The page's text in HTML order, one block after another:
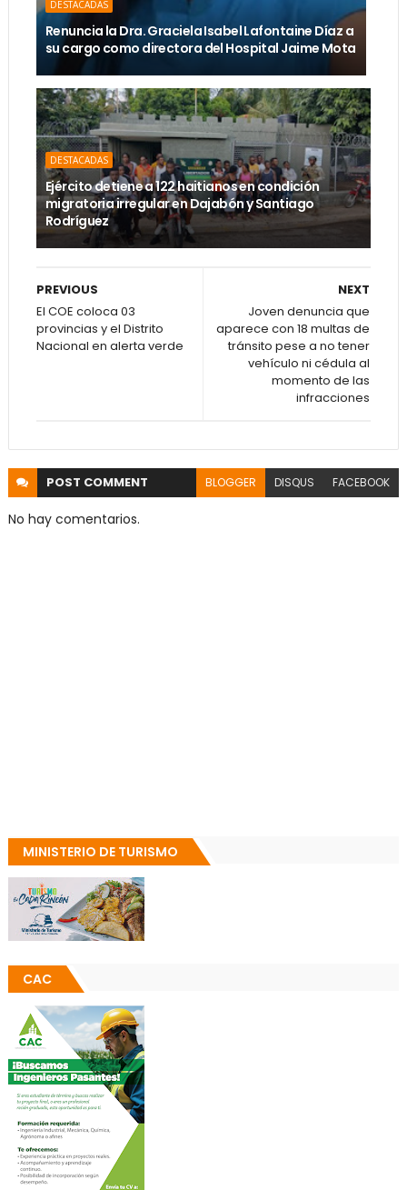
DESTACADAS
Renuncia la Dra. Graciela Isabel Lafontaine Díaz a
su cargo como directora del Hospital Jaime Mota
DESTACADAS
Ejército detiene a 122 haitianos en condición
migratoria irregular en Dajabón y Santiago
Rodríguez
NEXT
Joven denuncia que
aparece con 18 multas de
tránsito pese a no tener
vehículo ni cédula al
momento de las
infracciones
PREVIOUS
El COE coloca 03
provincias y el Distrito
Nacional en alerta verde
POST COMMENT BLOGGER DISQUS FACEBOOK
No hay comentarios.
MINISTERIO DE TURISMO
CAC